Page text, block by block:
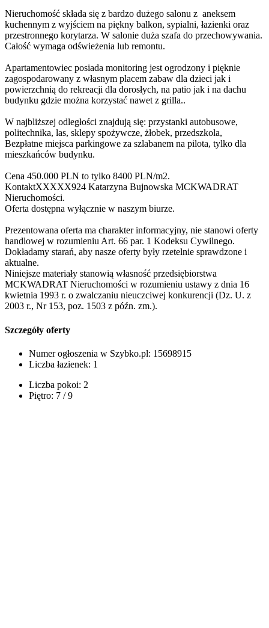
Nieruchomość składa się z bardzo dużego salonu z aneksem
kuchennym z wyjściem na piękny balkon, sypialni, łazienki oraz
przestronnego korytarza. W salonie duża szafa do przechowywania.
Całość wymaga odświeżenia lub remontu.
Apartamentowiec posiada monitoring jest ogrodzony i pięknie
zagospodarowany z własnym placem zabaw dla dzieci jak i
powierzchnią do rekreacji dla dorosłych, na patio jak i na dachu
budynku gdzie można korzystać nawet z grilla..
W najbliższej odległości znajdują się: przystanki autobusowe,
politechnika, las, sklepy spożywcze, żłobek, przedszkola,
Bezpłatne miejsca parkingowe za szlabanem na pilota, tylko dla
mieszkańców budynku.
Cena 450.000 PLN to tylko 8400 PLN/m2.
KontaktXXXXX924 Katarzyna Bujnowska MCKWADRAT
Nieruchomości.
Oferta dostępna wyłącznie w naszym biurze.
Prezentowana oferta ma charakter informacyjny, nie stanowi oferty
handlowej w rozumieniu Art. 66 par. 1 Kodeksu Cywilnego.
Dokładamy starań, aby nasze oferty były rzetelnie sprawdzone i
aktualne.
Niniejsze materiały stanowią własność przedsiębiorstwa
MCKWADRAT Nieruchomości w rozumieniu ustawy z dnia 16
kwietnia 1993 r. o zwalczaniu nieuczciwej konkurencji (Dz. U. z
2003 r., Nr 153, poz. 1503 z późn. zm.).
Szczegóły oferty
Numer ogłoszenia w Szybko.pl: 15698915
Liczba łazienek: 1
Liczba pokoi: 2
Piętro: 7 / 9